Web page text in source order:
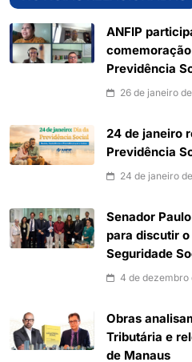
ANFIP
Previdência
26 de janeiro
24 de janeiro
Previdência
24 de janeiro
Senador
para discutir
Seguridade
4 de dezembro
Obras
Tributária e
de Manaus